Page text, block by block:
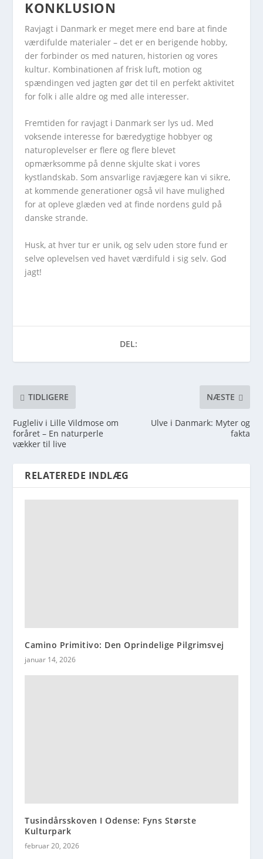
KONKLUSION
Ravjagt i Danmark er meget mere end bare at finde
værdifulde materialer – det er en berigende hobby,
der forbinder os med naturen, historien og vores
kultur. Kombinationen af frisk luft, motion og
spændingen ved jagten gør det til en perfekt aktivitet
for folk i alle aldre og med alle interesser.
Fremtiden for ravjagt i Danmark ser lys ud. Med
voksende interesse for bæredygtige hobbyer og
naturoplevelser er flere og flere blevet
opmærksomme på denne skjulte skat i vores
kystlandskab. Som ansvarlige ravjægere kan vi sikre,
at kommende generationer også vil have mulighed
for at opleve glæden ved at finde nordens guld på
danske strande.
Husk, at hver tur er unik, og selv uden store fund er
selve oplevelsen ved havet værdifuld i sig selv. God
jagt!
DEL:
TIDLIGERE
Fugleliv i Lille Vildmose om
foråret – En naturperle
vækker til live
NÆSTE
Ulve i Danmark: Myter og
fakta
RELATEREDE INDLÆG
Camino Primitivo: Den Oprindelige Pilgrimsvej
januar 14, 2026
Tusindårsskoven I Odense: Fyns Største
Kulturpark
februar 20, 2026